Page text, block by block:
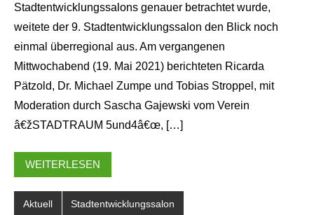
Stadtentwicklungssalons genauer betrachtet wurde,
weitete der 9. Stadtentwicklungssalon den Blick noch
einmal überregional aus. Am vergangenen
Mittwochabend (19. Mai 2021) berichteten Ricarda
Pätzold, Dr. Michael Zumpe und Tobias Stroppel, mit
Moderation durch Sascha Gajewski vom Verein
â€žSTADTRAUM 5und4â€œ, […]
WEITERLESEN
Aktuell Stadtentwicklungssalon